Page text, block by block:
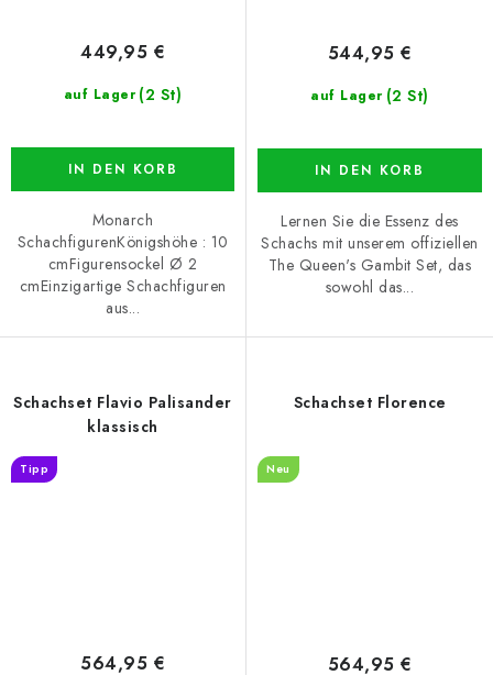
auf Lager (2 St)
449,95 €
IN DEN KORB
Monarch
SchachfigurenKönigshöhe : 10
cmFigurensockel Ø 2
cmEinzigartige Schachfiguren
aus...
auf Lager (2 St)
544,95 €
IN DEN KORB
Lernen Sie die Essenz des
Schachs mit unserem offiziellen
The Queen's Gambit Set, das
sowohl das...
Schachset Flavio Palisander
klassisch
Tipp
564,95 €
Schachset Florence
Neu
564,95 €